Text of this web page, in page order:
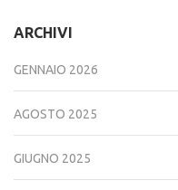
ARCHIVI
GENNAIO 2026
AGOSTO 2025
GIUGNO 2025